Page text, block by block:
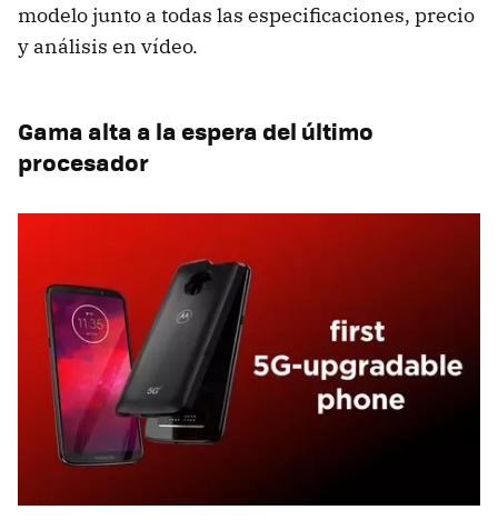
modelo junto a todas las especificaciones, precio
y análisis en vídeo.
Gama alta a la espera del último
procesador